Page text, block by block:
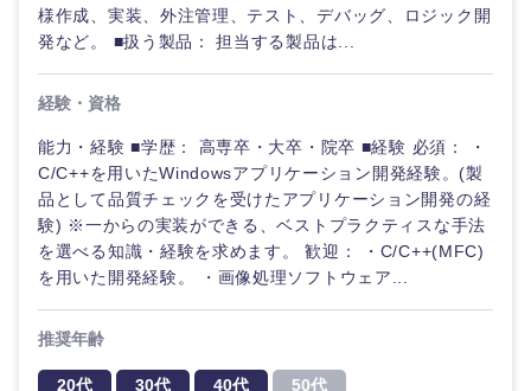
様作成、実装、外注管理、テスト、デバッグ、ロジック開
発など。 ■扱う製品： 担当する製品は...
経験・資格
能力・経験 ■学歴： 高専卒・大卒・院卒 ■経験 必須： ・
C/C++を用いたWindowsアプリケーション開発経験。(製
品として品質チェックを受けたアプリケーション開発の経
験) ※一からの実装ができる、ベストプラクティスな手法
を選べる知識・経験を求めます。 歓迎： ・C/C++(MFC)
を用いた開発経験。 ・画像処理ソフトウェア...
推奨年齢
20代 30代 40代 50代